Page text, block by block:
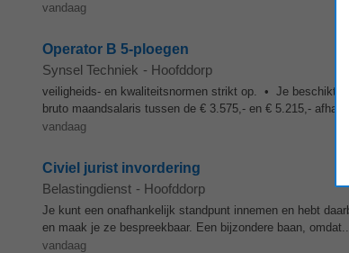
vandaag
Operator B 5-ploegen
Synsel Techniek - Hoofddorp
veiligheids- en kwaliteitsnormen strikt op. • Je beschikt
bruto maandsalaris tussen de € 3.575,- en € 5.215,-
vandaag
Civiel jurist invordering
Belastingdienst - Hoofddorp
Je kunt een onafhankelijk standpunt innemen en hebt
en maak je ze bespreekbaar. Een bijzondere baan,
vandaag